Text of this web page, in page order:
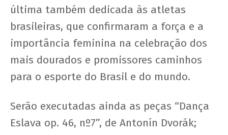
última também dedicada às atletas
brasileiras, que confirmaram a força e a
importância feminina na celebração dos
mais dourados e promissores caminhos
para o esporte do Brasil e do mundo.
Serão executadas ainda as peças “Dança
Eslava op. 46, nº7”, de Antonín Dvorák;